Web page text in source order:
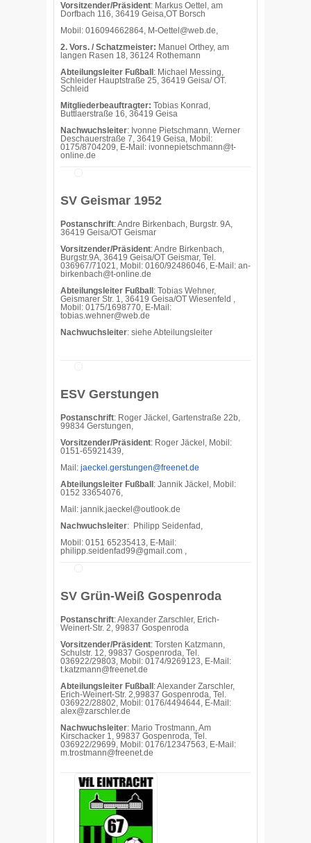
Vorsitzender/Präsident: Markus Oettel, am
Dorfbach 116, 36419 Geisa,OT Borsch
Mobil: 016094662864, M-Oettel@web.de,
2. Vors. / Schatzmeister: Manuel Orthey, am
langen Rasen 18, 36124 Rothemann
Abteilungsleiter Fußball : Michael Messing,
Schleider Hauptstraße 25, 36419 Geisa/ OT.
Schleid
Mitgliederbeauftragter: Tobias Konrad,
Buttlaerstraße 16, 36419 Geisa
Nachwuchsleiter: Ivonne Pietschmann, Werner
Deschauerstraße 7, 36419 Geisa, Mobil:
0175/8704209, E-Mail: ivonnepietschmann@t-
online.de
SV Geismar 1952
Postanschrift: Andre Birkenbach, Burgstr. 9A,
36419 Geisa/OT Geismar
Vorsitzender/Präsident: Andre Birkenbach,
Burgstr.9A, 36419 Geisa/OT Geismar, Tel.
036967/71021, Mobil: 0160/92486046, E-Mail: an-
birkenbach@t-online.de
Abteilungsleiter Fußball : Tobias Wehner,
Geismarer Str. 1, 36419 Geisa/OT Wiesenfeld ,
Mobil: 0175/1698770, E-Mail:
tobias.wehner@web.de
Nachwuchsleiter: siehe Abteilungsleiter
ESV Gerstungen
Postanschrift: Roger Jäckel, Gartenstraße 22b,
99834 Gerstungen,
Vorsitzender/Präsident: Roger Jäckel, Mobil:
0151-65921439,
Mail: jaeckel.gerstungen@freenet.de
Abteilungsleiter Fußball : Jannik Jäckel, Mobil:
0152 33654076,
Mail: jannik.jaeckel@outlook.de
Nachwuchsleiter: Philipp Seidenfad,
Mobil: 0151 65235413, E-Mail:
philipp.seidenfad99@gmail.com ,
SV Grün-Weiß Gospenroda
Postanschrift: Alexander Zarschler, Erich-
Weinert-Str. 2, 99837 Gospenroda
Vorsitzender/Präsident: Torsten Katzmann,
Schulstr. 12, 99837 Gospenroda, Tel.
036922/29803, Mobil: 0174/9269123, E-Mail:
t.katzmann@freenet.de
Abteilungsleiter Fußball : Alexander Zarschler,
Erich-Weinert-Str. 2,99837 Gospenroda, Tel.
036922/28802, Mobil: 0176/4494644, E-Mail:
alex@zarschler.de
Nachwuchsleiter: Mario Trostmann, Am
Kirschacker 1, 99837 Gospenroda, Tel.
036922/29699, Mobil: 0176/12347563, E-Mail:
m.trostmann@freenet.de